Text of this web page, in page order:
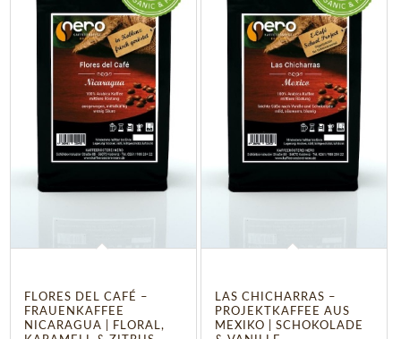
FLORES DEL CAFÉ –
FRAUENKAFFEE
NICARAGUA | FLORAL,
LAS CHICHARRAS –
PROJEKTKAFFEE AUS
MEXIKO | SCHOKOLADE